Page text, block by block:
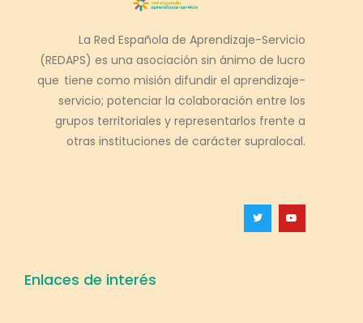
La Red Española de Aprendizaje-Servicio
(REDAPS) es una asociación sin ánimo de lucro
que tiene como misión difundir el aprendizaje-
servicio; potenciar la colaboración entre los
grupos territoriales y representarlos frente a
otras instituciones de carácter supralocal.
Enlaces de interés